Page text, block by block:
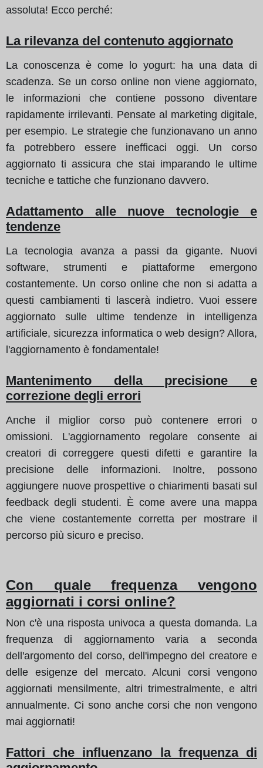
assoluta! Ecco perché:
La rilevanza del contenuto aggiornato
La conoscenza è come lo yogurt: ha una data di
scadenza. Se un corso online non viene aggiornato,
le informazioni che contiene possono diventare
rapidamente irrilevanti. Pensate al marketing digitale,
per esempio. Le strategie che funzionavano un anno
fa potrebbero essere inefficaci oggi. Un corso
aggiornato ti assicura che stai imparando le ultime
tecniche e tattiche che funzionano davvero.
Adattamento alle nuove tecnologie e
tendenze
La tecnologia avanza a passi da gigante. Nuovi
software, strumenti e piattaforme emergono
costantemente. Un corso online che non si adatta a
questi cambiamenti ti lascerà indietro. Vuoi essere
aggiornato sulle ultime tendenze in intelligenza
artificiale, sicurezza informatica o web design? Allora,
l'aggiornamento è fondamentale!
Mantenimento della precisione e
correzione degli errori
Anche il miglior corso può contenere errori o
omissioni. L'aggiornamento regolare consente ai
creatori di correggere questi difetti e garantire la
precisione delle informazioni. Inoltre, possono
aggiungere nuove prospettive o chiarimenti basati sul
feedback degli studenti. È come avere una mappa
che viene costantemente corretta per mostrare il
percorso più sicuro e preciso.
Con quale frequenza vengono
aggiornati i corsi online?
Non c'è una risposta univoca a questa domanda. La
frequenza di aggiornamento varia a seconda
dell'argomento del corso, dell'impegno del creatore e
delle esigenze del mercato. Alcuni corsi vengono
aggiornati mensilmente, altri trimestralmente, e altri
annualmente. Ci sono anche corsi che non vengono
mai aggiornati!
Fattori che influenzano la frequenza di